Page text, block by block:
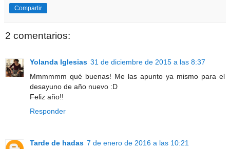
Compartir
2 comentarios:
Yolanda Iglesias 31 de diciembre de 2015 a las 8:37
Mmmmmm qué buenas! Me las apunto ya mismo para el
desayuno de año nuevo :D
Feliz año!!
Responder
Tarde de hadas 7 de enero de 2016 a las 10:21